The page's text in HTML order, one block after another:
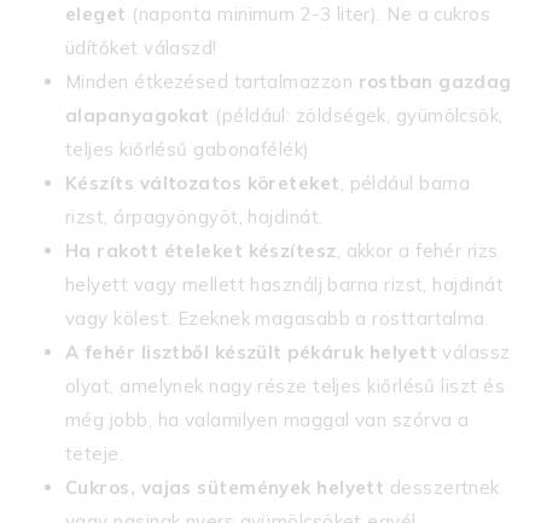
eleget (naponta minimum 2-3 liter). Ne a cukros
üdítőket válaszd!
Minden étkezésed tartalmazzon rostban gazdag
alapanyagokat (például: zöldségek, gyümölcsök,
teljes kiőrlésű gabonafélék)
Készíts változatos köreteket , például barna
rizst, árpagyöngyöt, hajdinát.
Ha rakott ételeket készítesz , akkor a fehér rizs
helyett vagy mellett használj barna rizst, hajdinát
vagy kölest. Ezeknek magasabb a rosttartalma.
A fehér lisztből készült pékáruk helyettválassz
olyat, amelynek nagy része teljes kiőrlésű liszt és
még jobb, ha valamilyen maggal van szórva a
teteje.
Cukros, vajas sütemények helyett desszertnek